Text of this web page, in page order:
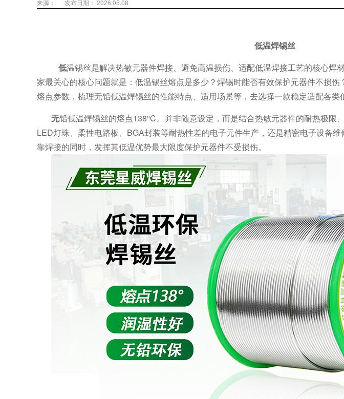
来源： 发布日期： 2026.05.08
低温焊锡丝
低温锡丝是解决热敏元器件焊接、避免高温损伤、适配低温焊接工艺的核心焊
家最关心的核心问题就是：低温锡丝熔点是多少？焊锡时能否有效保护元器件不损伤
熔点参数，梳理无铅低温焊锡丝的性能特点、适用场景等，去选择一款稳定适配各类
无铅低温焊锡丝的熔点138℃。并非随意设定，而是结合热敏元器件的耐热极限
LED灯珠、柔性电路板、BGA封装等耐热性差的电子元件生产，还是精密电子设备
靠焊接的同时，发挥其低温优势最大限度保护元器件不受损伤。